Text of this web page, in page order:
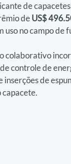
de
de US$
uso no campo de
colaborativo
controle de
inserções de
capacete.